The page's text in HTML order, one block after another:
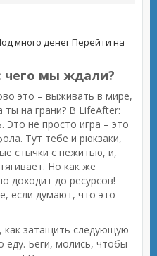
много денегПерейти на
чего мы ждали?
это – выживать в мире,
на грани? В LifeAfter:
Это не просто игра – это
Тут тебе и рюкзаки,
стычки с нежитью, и,
Но как же
доходит до ресурсов!
если думают, что это
затащить следующую
еду. Беги, молись, чтобы